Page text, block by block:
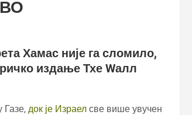
Хамас није га сломило,
издање Тхе Wалл
Газе, док је Израел све више увучен